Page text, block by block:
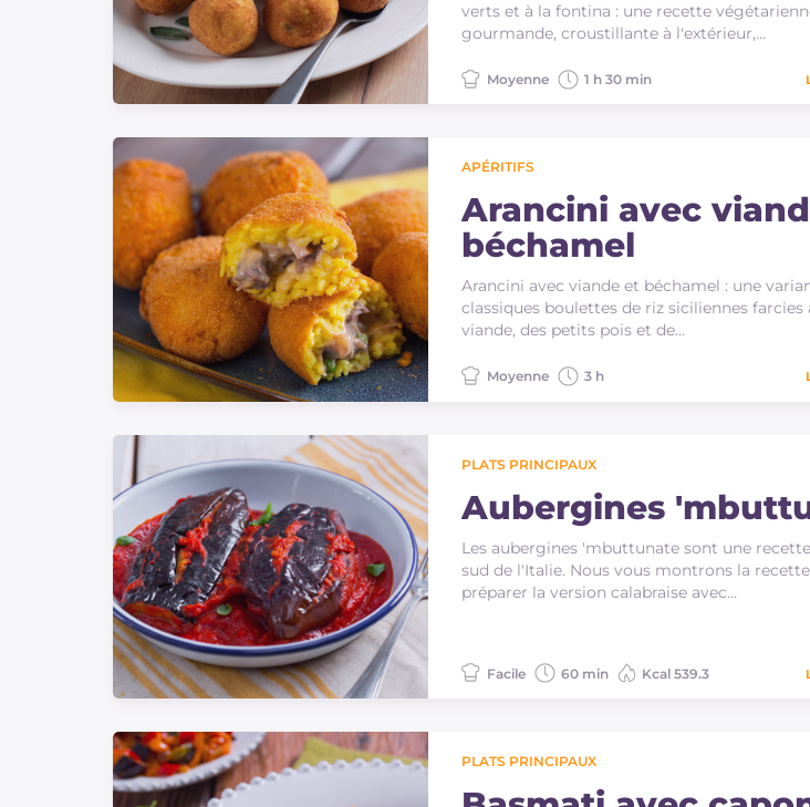
Accompagnement
Pizzas et focaccia
Gateaux et patisserie
Dernieres recettes
Instagram
YouTube
verts et à la fontina : une recette
gourmande, croustillante à l'extérieur,…
Moyenne 1 h 30 min
APÉRITIFS
Arancini avec
béchamel
Arancini avec viande et béchamel : une
classiques boulettes de riz siciliennes farcies
viande, des petits pois et de…
Moyenne 3 h
PLATS PRINCIPAUX
Aubergines
Les aubergines 'mbuttunate sont une
sud de l'Italie. Nous vous montrons la
préparer la version calabraise avec…
Facile 60 min Kcal 539.3
PLATS PRINCIPAUX